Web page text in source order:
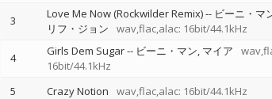
3 Love Me Now (Rockwilder Remix)-- ビーニ・マ
リフ・ジョン
wav,flac,alac: 16bit/44.1kHz
4 Girls Dem Sugar-- ビーニ・マン マイア
16bit/44.1kHz
5 Crazy Notion wav,flac,alac: 16bit/44.1kHz